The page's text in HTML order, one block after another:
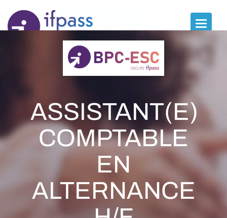
Toggle
ASSISTANT(E)
COMPTABLE
EN
ALTERNANCE